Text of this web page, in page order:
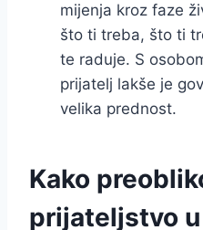
mijenja kroz faze
što ti treba, što ti
te raduje. S
prijatelj lakše je
velika prednost.
Kako
prijateljstvo u